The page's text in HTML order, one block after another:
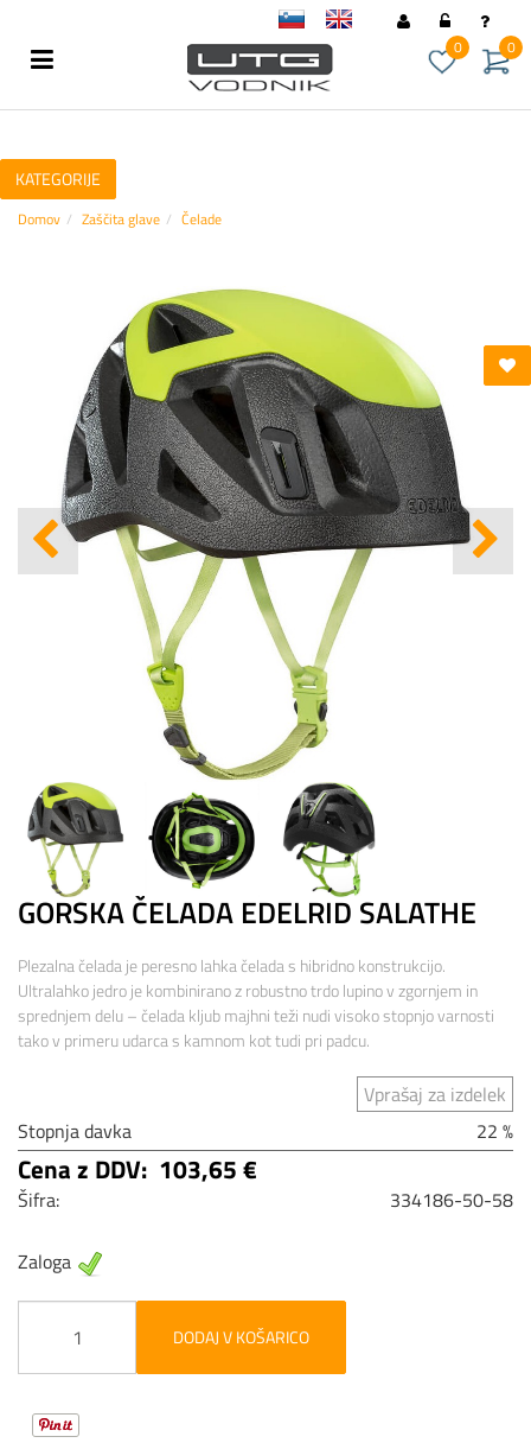
0
0
KATEGORIJE
Domov Zaščita glave Čelade
GORSKA ČELADA EDELRID SALATHE
Plezalna čelada je peresno lahka čelada s hibridno konstrukcijo.
Ultralahko jedro je kombinirano z robustno trdo lupino v zgornjem in
sprednjem delu – čelada kljub majhni teži nudi visoko stopnjo varnosti
tako v primeru udarca s kamnom kot tudi pri padcu.
Vprašaj za izdelek
Stopnja davka
22 %
Cena z DDV: 103,65 €
Šifra: 334186-50-58
Zaloga
DODAJ V KOŠARICO